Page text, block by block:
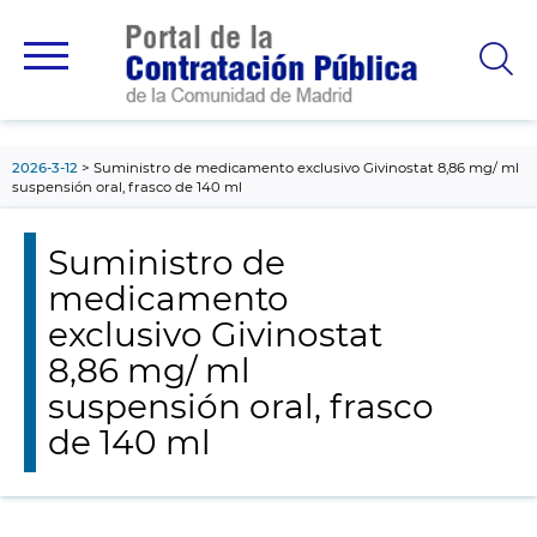
principal
2026-3-12
Suministro de medicamento exclusivo Givinostat 8,86 mg/ ml
suspensión oral, frasco de 140 ml
Suministro de
medicamento
exclusivo Givinostat
8,86 mg/ ml
suspensión oral, frasco
de 140 ml